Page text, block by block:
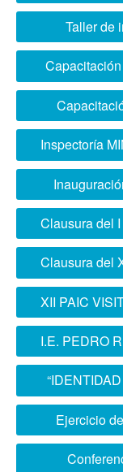
Taller de
Inspectoría
Clausura del
Clausura del
XII PAIC
I.E. PEDRO
Ejercicio